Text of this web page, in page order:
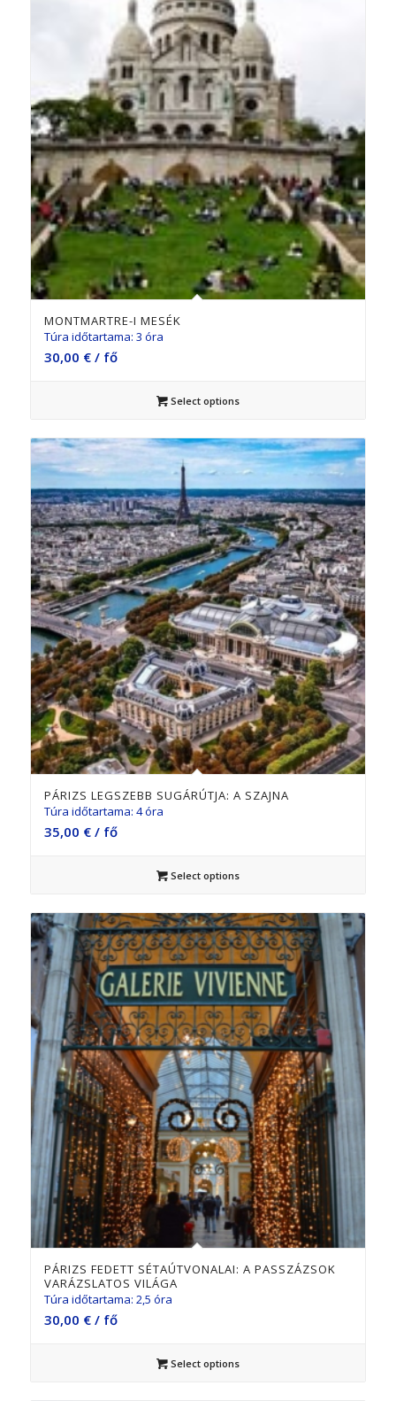
MONTMARTRE-I MESÉK
Túra időtartama: 3 óra
30,00 €/ fő
Select options
PÁRIZS LEGSZEBB SUGÁRÚTJA: A SZAJNA
Túra időtartama: 4 óra
35,00 €/ fő
Select options
PÁRIZS FEDETT SÉTAÚTVONALAI: A PASSZÁZSOK
VARÁZSLATOS VILÁGA
Túra időtartama: 2,5 óra
30,00 €/ fő
Select options